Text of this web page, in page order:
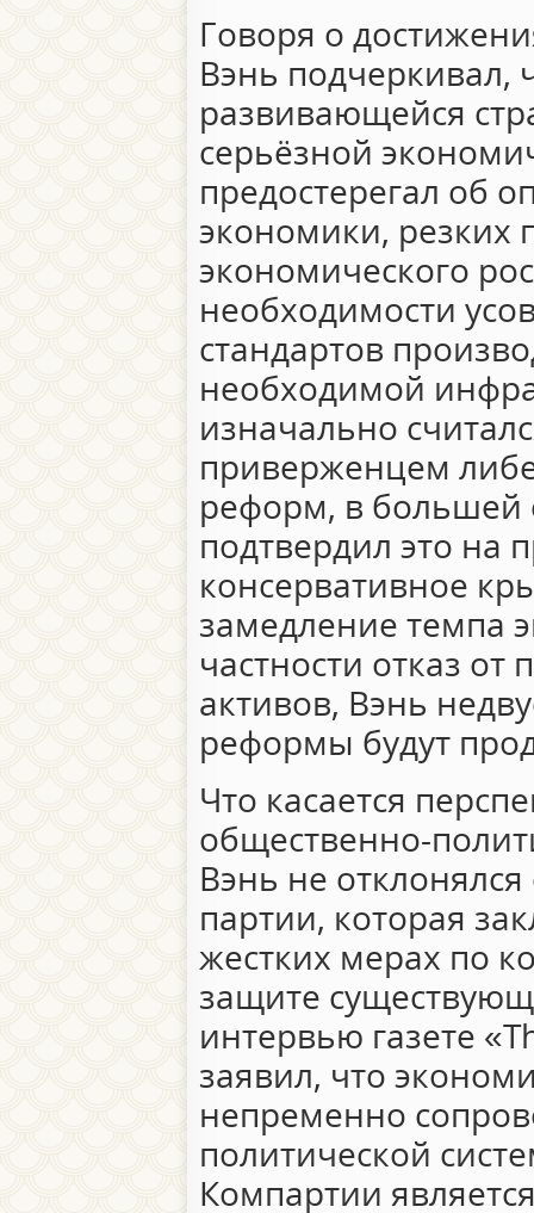
Говоря о
Вэнь подчеркивал,
развивающейся
серьёзной
предостерегал об
экономики, резких
экономического
необходимости
стандартов
необходимой
изначально
приверженцем
реформ, в большей
подтвердил это на
консервативное
замедление темпа
частности отказ
активов, Вэнь
реформы будут
Что касается
общественно-
Вэнь не
партии, которая
жестких мерах по
защите
интервью газете
заявил, что
непременно
политической
Компартии